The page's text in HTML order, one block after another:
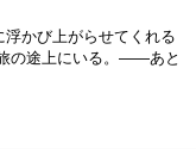
かび上がらせてくれる
の途上にいる。――あと